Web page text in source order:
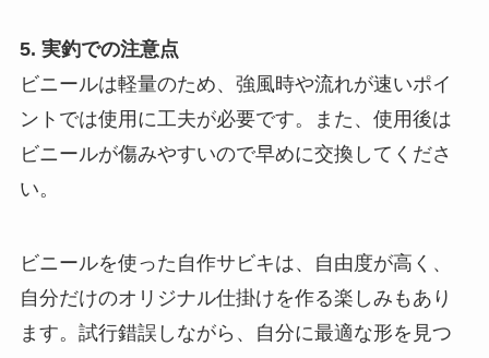
5. 実釣での注意点
ビニールは軽量のため、強風時や流れが速いポイ
ントでは使用に工夫が必要です。また、使用後は
ビニールが傷みやすいので早めに交換してくださ
い。
ビニールを使った自作サビキは、自由度が高く、
自分だけのオリジナル仕掛けを作る楽しみもあり
ます。試行錯誤しながら、自分に最適な形を見つ